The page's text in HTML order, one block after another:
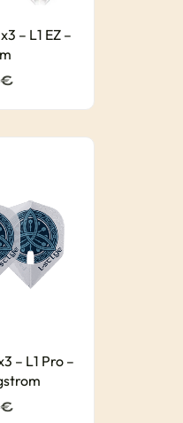
– L1 EZ –
€
– L1 Pro –
€